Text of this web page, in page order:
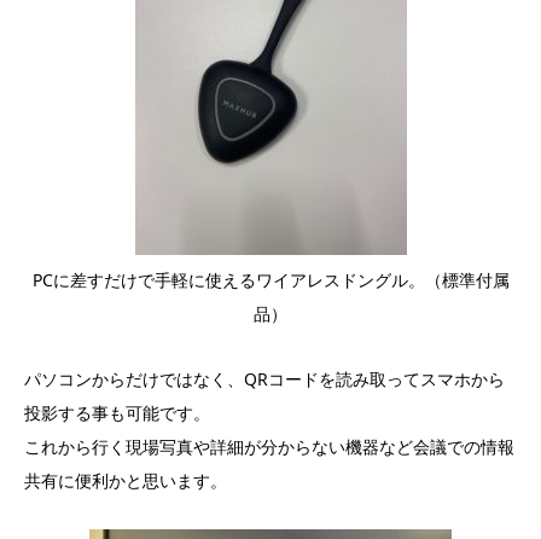
PCに差すだけで手軽に使えるワイアレスドングル。（標準付属
品）
パソコンからだけではなく、 QRコードを読み取ってスマホから
投影する事も可能です。
これから行く現場写真や詳細が分からない機器など会議での情報
共有に便利かと思います。